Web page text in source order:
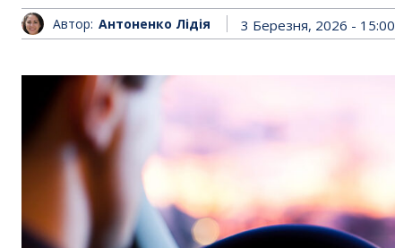
Автор: Антоненко Лідія 3 Березня, 2026 - 15:00